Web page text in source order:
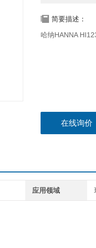
简要描述：
哈纳HANNA
在线询价
应用领域